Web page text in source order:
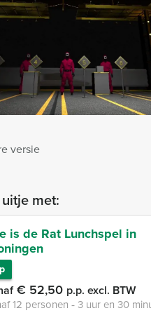
kiezen?
mailtje
versie
met:
is de Rat Lunchspel in
€ 52,50 p.p. excl. BTW
12 personen ‐ 3 uur en 30